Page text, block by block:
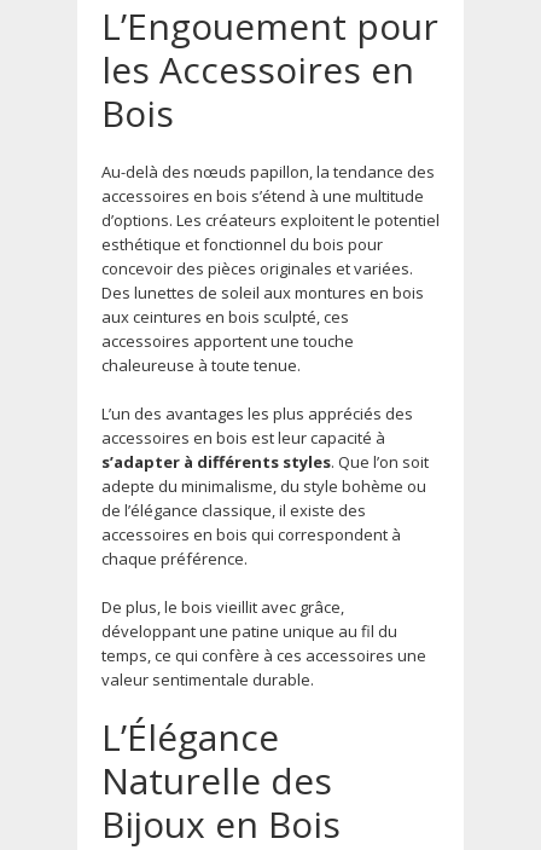
L’Engouement pour
les Accessoires en
Bois
Au-delà des nœuds papillon, la tendance des
accessoires en bois s’étend à une multitude
d’options. Les créateurs exploitent le potentiel
esthétique et fonctionnel du bois pour
concevoir des pièces originales et variées.
Des lunettes de soleil aux montures en bois
aux ceintures en bois sculpté, ces
accessoires apportent une touche
chaleureuse à toute tenue.
L’un des avantages les plus appréciés des
accessoires en bois est leur capacité à
s’adapter à différents styles. Que l’on soit
adepte du minimalisme, du style bohème ou
de l’élégance classique, il existe des
accessoires en bois qui correspondent à
chaque préférence.
De plus, le bois vieillit avec grâce,
développant une patine unique au fil du
temps, ce qui confère à ces accessoires une
valeur sentimentale durable.
L’Élégance
Naturelle des
Bijoux en Bois